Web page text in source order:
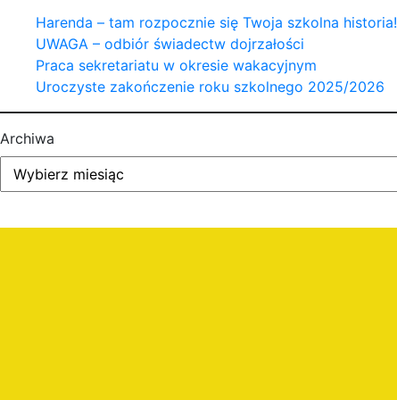
Harenda – tam rozpocznie się Twoja szkolna historia!
UWAGA – odbiór świadectw dojrzałości
Praca sekretariatu w okresie wakacyjnym
Uroczyste zakończenie roku szkolnego 2025/2026
Archiwa